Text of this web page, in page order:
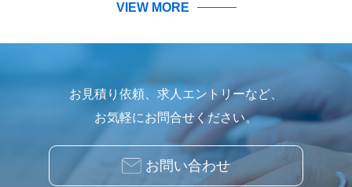
VIEW MORE
お見積り依頼、求人エントリーなど、
お気軽にお問合せください。
お問い合わせ